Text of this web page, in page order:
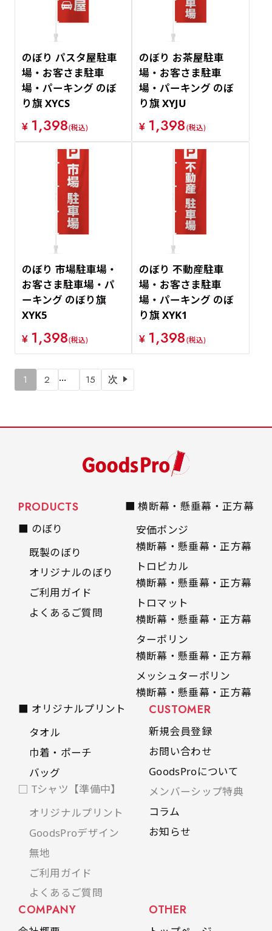
のぼり パスタ屋駐車
場・お客さま駐車
場・パーキング のぼ
り旗 XYCS
¥ 1,398(税込)
のぼり お茶屋駐車
場・お客さま駐車
場・パーキング のぼ
り旗 XYJU
¥ 1,398(税込)
のぼり 市場駐車場・
お客さま駐車場・パ
ーキング のぼり旗
XYK5
¥ 1,398(税込)
のぼり 不動産駐車
場・お客さま駐車
場・パーキング のぼ
り旗 XYK1
¥ 1,398(税込)
1 2 … 15 次
PRODUCTS
■ のぼり
既製のぼり
オリジナルのぼり
ご利用ガイド
よくあるご質問
■ 横断幕・懸垂幕・正方幕
安価ポンジ
横断幕・懸垂幕・正方幕
トロピカル
横断幕・懸垂幕・正方幕
トロマット
横断幕・懸垂幕・正方幕
ターポリン
横断幕・懸垂幕・正方幕
メッシュターポリン
横断幕・懸垂幕・正方幕
■ オリジナルプリント
タオル
巾着・ポーチ
バッグ
□ Tシャツ【準備中】
オリジナルプリント
GoodsProデザイン
無地
ご利用ガイド
よくあるご質問
CUSTOMER
新規会員登録
お問い合わせ
GoodsProについて
メンバーシップ特典
コラム
お知らせ
COMPANY OTHER